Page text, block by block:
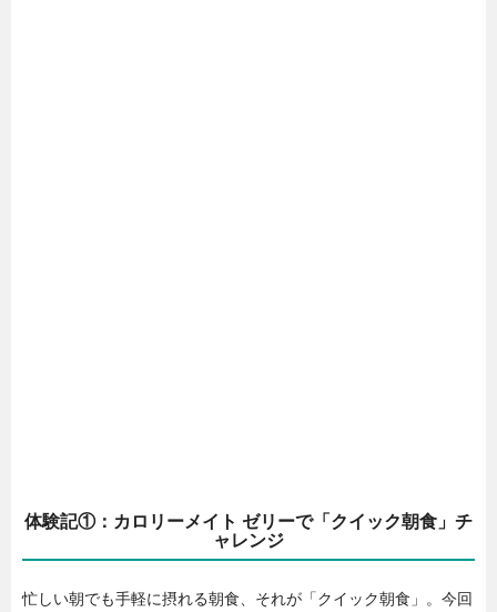
体験記①：カロリーメイト ゼリーで「クイック朝食」チ
ャレンジ
忙しい朝でも手軽に摂れる朝食、それが「クイック朝食」。今回